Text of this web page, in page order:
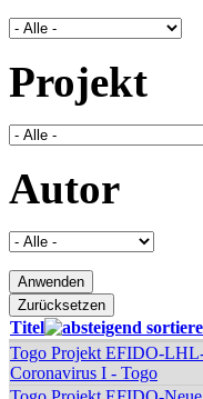
Projekt
Autor
Titel
Togo Projekt EFIDO-
Coronavirus I - Togo